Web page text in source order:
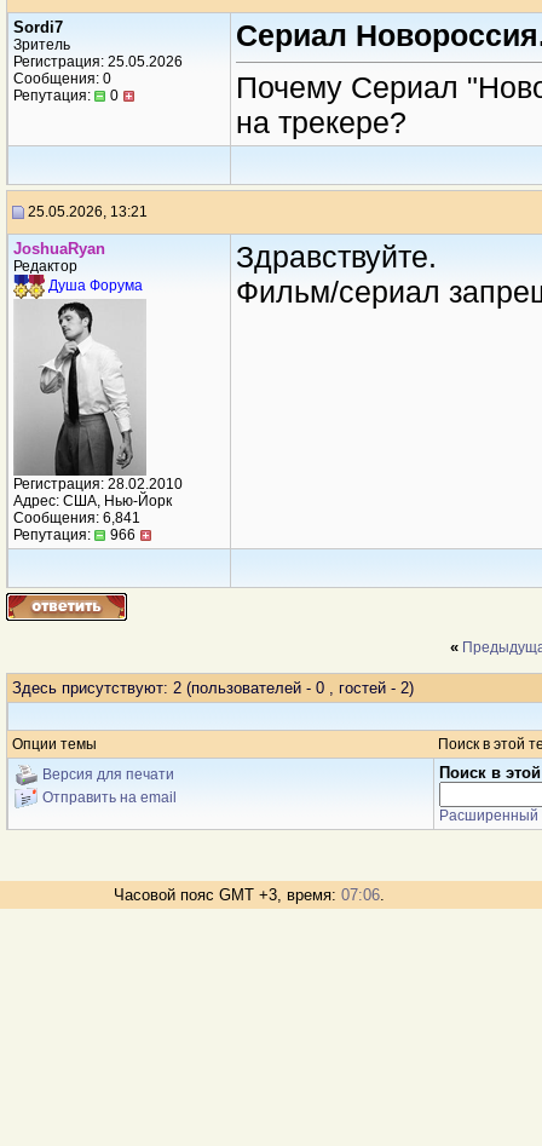
Sordi7
Зритель
Регистрация: 25.05.2026
Сообщения: 0
Репутация:
0
Сериал
Почему Сериал
на трекере?
25.05.2026, 13:21
JoshuaRyan
Редактор
Душа Форума
Регистрация: 28.02.2010
Адрес: США, Нью-Йорк
Сообщения: 6,841
Репутация:
966
Здравствуйте.
Фильм/сериал
«
Здесь присутствуют: 2 (пользователей - 0 , гостей - 2)
Опции темы
Поиск в этой
Версия для печати
Отправить на email
Поиск в
Расширенный
Часовой пояс GMT +3, время: 07:06.